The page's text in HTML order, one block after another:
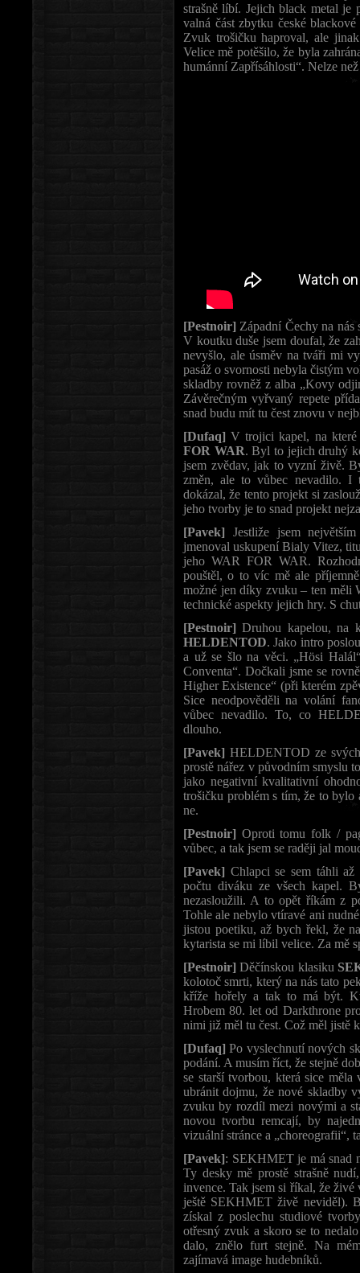
strašně líbí. Jejich black metal je
valná část zbytku české
Zvuk trošičku haproval, ale
Velice mě potěšilo, že byla
humánní Zapřísáhlosti“. Nelze
[Pestnoir] Západní Čechy na nás
V koutku duše jsem doufal, že
nevyšlo, ale úsměv na tváři mi
pasáž o svornosti nebyla čistým
skladby rovněž z alba „Kovy
Závěrečným vyřvaný repete
snad budu mít tu čest znovu v
[Dufaq]V trojici kapel, na
FOR WAR. Byl to jejich druhý
jsem zvědav, jak to vyzní živě.
změn, ale to vůbec nevadilo. I
dokázal, že tento projekt si
jeho tvorby je to snad projekt
[Pavek] Jestliže jsem
jmenoval uskupení Bialy Vitez,
jeho WAR FOR WAR.
pouštěl, o to víc mě ale
možné jen díky zvuku – ten měli
technické aspekty jejich hry. S
[Pestnoir] Druhou kapelou, na
HELDENTOD. Jako intro
a už se šlo na věci. „Hösi
Conventa“. Dočkali jsme se
Higher Existence“ (při kterém
Sice neodpověděli na volání
vůbec nevadilo. To, co
dlouho.
[Pavek] HELDENTOD ze
prostě nářez v původním smyslu
jako negativní kvalitativní
trošičku problém s tím, že to bylo
ne.
[Pestnoir] Oproti tomu folk /
vůbec, a tak jsem se raději jal
[Pavek] Chlapci se sem táhli až
počtu diváku ze všech kapel.
nezasloužili. A to opět říkám z
Tohle ale nebylo vtíravé ani
jistou poetiku, až bych řekl, že
kytarista se mi líbil velice. Za mě
[Pestnoir] Děčínskou klasiku
kolotoč smrti, který na nás tato
kříže hořely a tak to má být.
Hrobem 80. let od Darkthrone
nimi již měl tu čest. Což měl jistě
[Dufaq]Po vyslechnutí nových
podání. A musím říct, že stejně
se starší tvorbou, která sice
ubránit dojmu, že nové skladby
zvuku by rozdíl mezi novými a
novou tvorbu remcají, by
vizuální stránce a „choreografii“,
[Pavek]: SEKHMET je má snad
Ty desky mě prostě strašně
invence. Tak jsem si říkal, že živé
ještě SEKHMET živě neviděl).
získal z poslechu studiové
otřesný zvuk a skoro se to
dalo, znělo furt stejně. Na
zajímavá image hudebníků.